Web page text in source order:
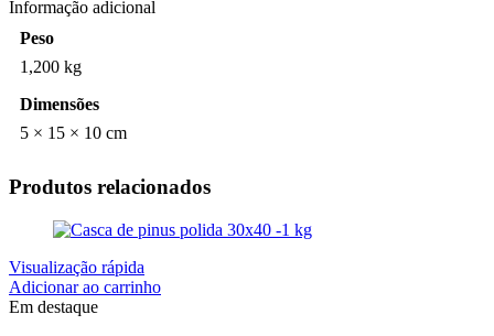
Informação adicional
Peso
1,200 kg
Dimensões
5 × 15 × 10 cm
Produtos relacionados
Visualização rápida
Adicionar ao carrinho
Em destaque